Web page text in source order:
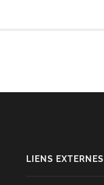
LIENS EXTERNES